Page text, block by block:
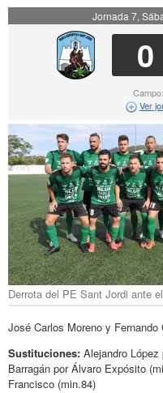
Jornada 7,
0
Ver
Derrota del PE Sant Jordi ante
José Carlos Moreno y Fernando
Sustituciones: Alejandro
Barragán por Álvaro Expósito
Francisco (min.84)